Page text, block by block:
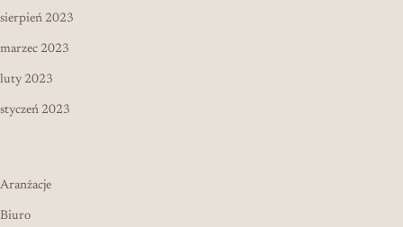
sierpień 2023
marzec 2023
luty 2023
styczeń 2023
Aranżacje
Biuro